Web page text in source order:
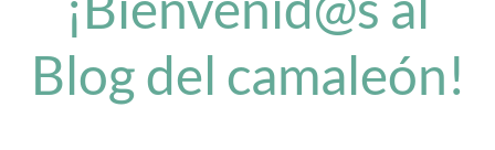
Blog del camaleón!